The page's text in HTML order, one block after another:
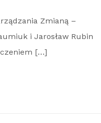
Zmianą –
i Jarosław Rubin
[…]